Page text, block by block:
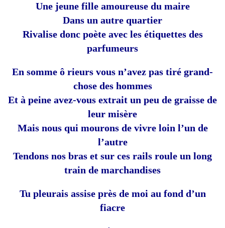
Une jeune fille amoureuse du maire
Dans un autre quartier
Rivalise donc poète avec les étiquettes des
parfumeurs
En somme ô rieurs vous n’avez pas tiré grand-
chose des hommes
Et à peine avez-vous extrait un peu de graisse de
leur misère
Mais nous qui mourons de vivre loin l’un de
l’autre
Tendons nos bras et sur ces rails roule un long
train de marchandises
Tu pleurais assise près de moi au fond d’un
fiacre